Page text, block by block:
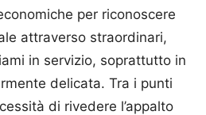
per riconoscere
attraverso straordinari,
in servizio, soprattutto in
delicata. Tra i punti
di rivedere l’appalto